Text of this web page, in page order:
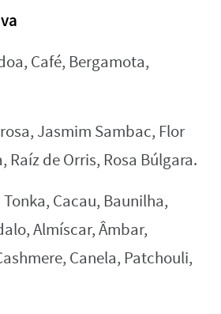
Café, Bergamota,
Jasmim Sambac, Flor
Raíz de Orris, Rosa Búlgara.
Tonka, Cacau, Baunilha,
Almíscar, Âmbar,
Canela, Patchouli,